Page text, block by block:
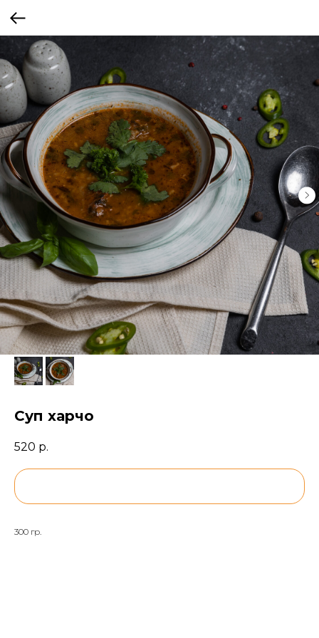
Суп харчо
520 р.
300 гр.